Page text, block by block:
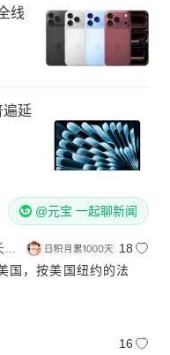
线
遍延
@元宝 一起聊新闻
18
国，按美国纽约的法
16